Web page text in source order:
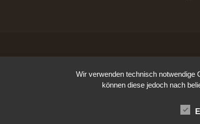
Wir verwenden technisch notwendige
können diese jedoch nach